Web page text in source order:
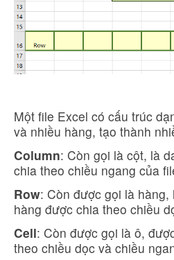
Một file Excel có cấu trúc
và nhiều hàng, tạo thành
Column: Còn gọi là cột, là
chia theo chiều ngang của
Row: Còn được gọi là
hàng được chia theo chiều
Cell: Còn được gọi là ô,
theo chiều dọc và chiều